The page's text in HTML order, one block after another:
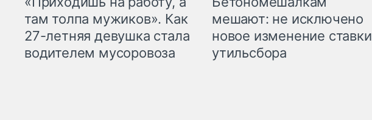
там толпа мужиков». Как
27-летняя девушка стала
водителем мусоровоза
мешают: не исключено
новое изменение ставки
утильсбора